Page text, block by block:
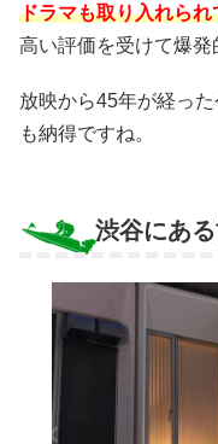
ドラマも取り入れられ
高い評価を受けて爆発
放映から45年が経っ
も納得ですね。
渋谷にあ